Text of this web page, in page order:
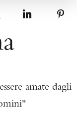
LinkedIn
amate dagli